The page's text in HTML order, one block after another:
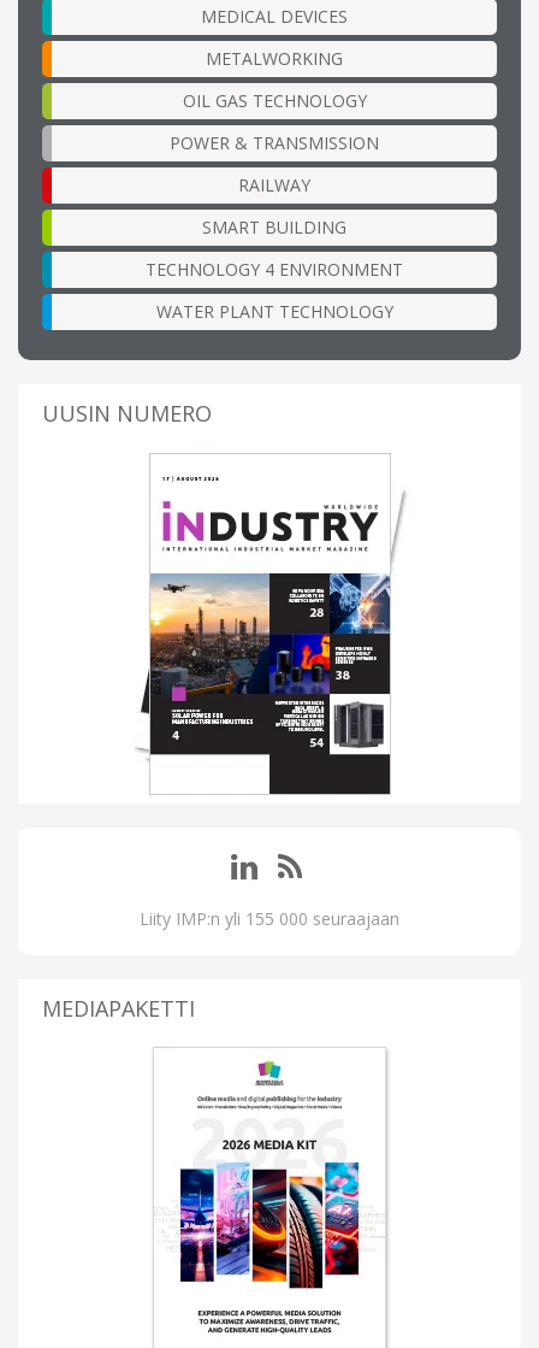
MEDICAL DEVICES
METALWORKING
OIL GAS TECHNOLOGY
POWER & TRANSMISSION
RAILWAY
SMART BUILDING
TECHNOLOGY 4 ENVIRONMENT
WATER PLANT TECHNOLOGY
UUSIN NUMERO
Liity IMP:n yli 155 000 seuraajaan
MEDIAPAKETTI